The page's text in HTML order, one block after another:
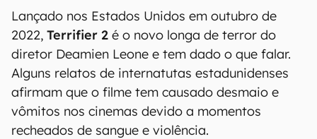
Lançado nos Estados Unidos em outubro de
2022, Terrifier 2 é o novo longa de terror do
diretor Deamien Leone e tem dado o que falar.
Alguns relatos de internatutas estadunidenses
afirmam que o filme tem causado desmaio e
vômitos nos cinemas devido a momentos
recheados de sangue e violência.